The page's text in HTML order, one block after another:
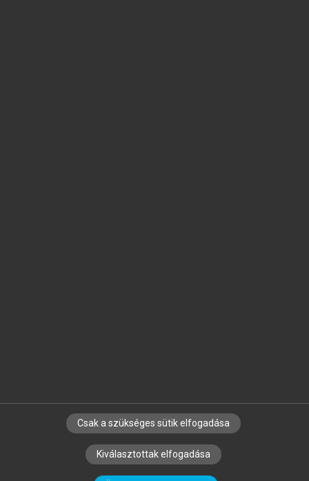
SZERZŐKNEK CÉGEKNEK KÖNYVTÁROSOKNAK
SZERKESZTÉSI ÉS LEKTORÁLÁSI ALAPELVEK
Csak a szükséges sütik elfogadása
Kiválasztottak elfogadása